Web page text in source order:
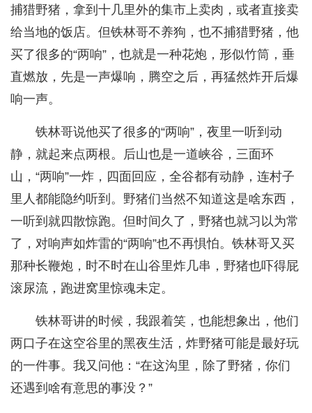
捕猎野猪，拿到十几里外的集市上卖肉，或者直接卖
给当地的饭店。但铁林哥不养狗，也不捕猎野猪，他
买了很多的“两响”，也就是一种花炮，形似竹筒，垂
直燃放，先是一声爆响，腾空之后，再猛然炸开后爆
响一声。
铁林哥说他买了很多的“两响”，夜里一听到动
静，就起来点两根。后山也是一道峡谷，三面环
山，“两响”一炸，四面回应，全谷都有动静，连村子
里人都能隐约听到。野猪们当然不知道这是啥东西，
一听到就四散惊跑。但时间久了，野猪也就习以为常
了，对响声如炸雷的“两响”也不再惧怕。铁林哥又买
那种长鞭炮，时不时在山谷里炸几串，野猪也吓得屁
滚尿流，跑进窝里惊魂未定。
铁林哥讲的时候，我跟着笑，也能想象出，他们
两口子在这空谷里的黑夜生活，炸野猪可能是最好玩
的一件事。我又问他：“在这沟里，除了野猪，你们
还遇到啥有意思的事没？”